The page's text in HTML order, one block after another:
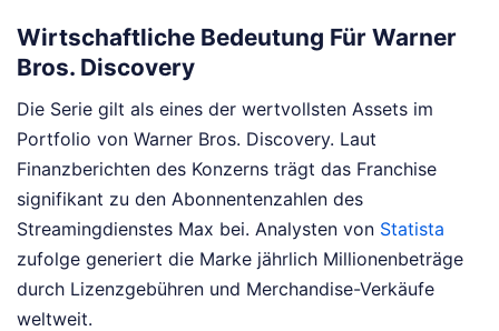
Wirtschaftliche Bedeutung Für Warner
Bros. Discovery
Die Serie gilt als eines der wertvollsten Assets im
Portfolio von Warner Bros. Discovery. Laut
Finanzberichten des Konzerns trägt das Franchise
signifikant zu den Abonnentenzahlen des
Streamingdienstes Max bei. Analysten von Statista
zufolge generiert die Marke jährlich Millionenbeträge
durch Lizenzgebühren und Merchandise-Verkäufe
weltweit.